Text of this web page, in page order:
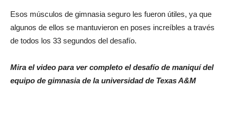
Esos músculos de gimnasia seguro les fueron útiles, ya que
algunos de ellos se mantuvieron en poses increíbles a través
de todos los 33 segundos del desafío.
Mira el video para ver completo el desafío de maniquí del
equipo de gimnasia de la universidad de Texas A&M